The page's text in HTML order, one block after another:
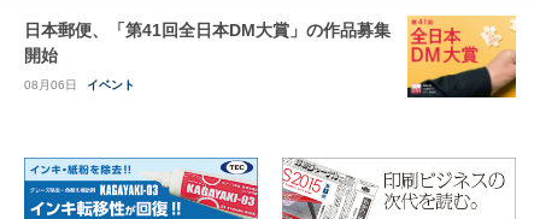
日本郵便、「第41回全日本DM大賞」の作品募集
開始
08月06日 イベント